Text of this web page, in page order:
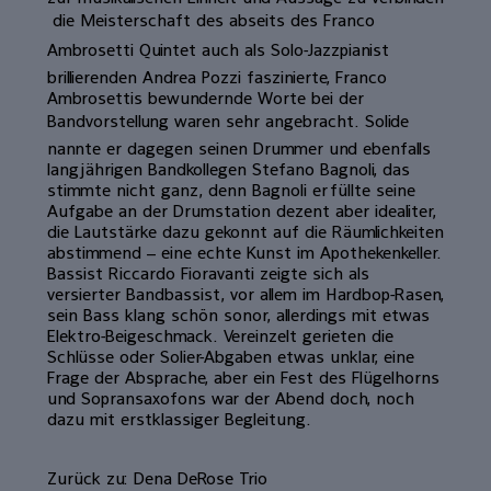
 die Meisterschaft des abseits des Franco
Ambrosetti Quintet auch als Solo-Jazzpianist
brillierenden Andrea Pozzi faszinierte, Franco
Ambrosettis bewundernde Worte bei der
Bandvorstellung waren sehr angebracht. Solide
nannte er dagegen seinen Drummer und ebenfalls
langjährigen Bandkollegen Stefano Bagnoli, das
stimmte nicht ganz, denn Bagnoli erfüllte seine
Aufgabe an der Drumstation dezent aber idealiter,
die Lautstärke dazu gekonnt auf die Räumlichkeiten
abstimmend – eine echte Kunst im Apothekenkeller.
Bassist Riccardo Fioravanti zeigte sich als
versierter Bandbassist, vor allem im Hardbop-Rasen,
sein Bass klang schön sonor, allerdings mit etwas
Elektro-Beigeschmack. Vereinzelt gerieten die
Schlüsse oder Solier-Abgaben etwas unklar, eine
Frage der Absprache, aber ein Fest des Flügelhorns
und Sopransaxofons war der Abend doch, noch
dazu mit erstklassiger Begleitung.
Zurück zu: Dena DeRose Trio